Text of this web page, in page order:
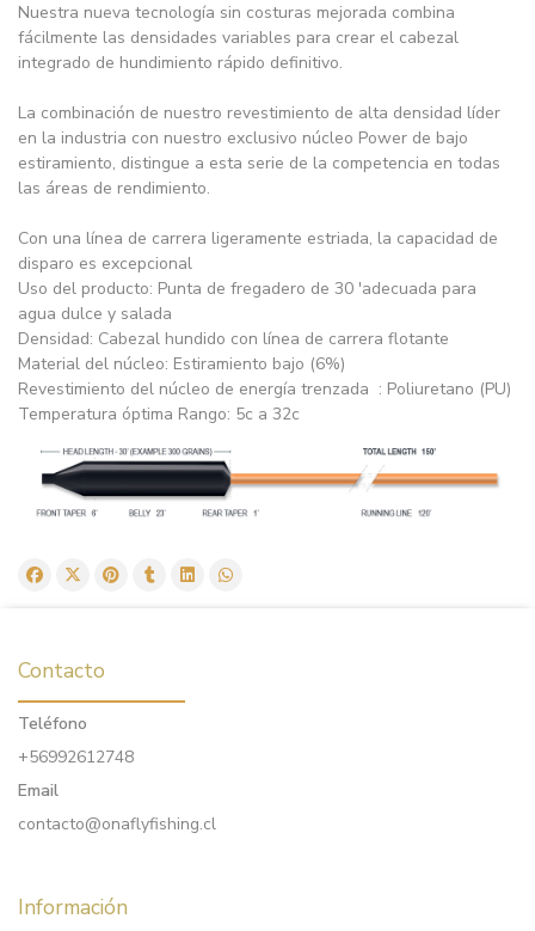
Nuestra nueva tecnología sin costuras mejorada combina
fácilmente las densidades variables para crear el cabezal
integrado de hundimiento rápido definitivo.
La combinación de nuestro revestimiento de alta densidad líder
en la industria con nuestro exclusivo núcleo Power de bajo
estiramiento, distingue a esta serie de la competencia en todas
las áreas de rendimiento.
Con una línea de carrera ligeramente estriada, la capacidad de
disparo es excepcional
Uso del producto: Punta de fregadero de 30 'adecuada para
agua dulce y salada
Densidad: Cabezal hundido con línea de carrera flotante
Material del núcleo: Estiramiento bajo (6%)
Revestimiento del núcleo de energía trenzada : Poliuretano (PU)
Temperatura óptima Rango: 5c a 32c
Contacto
Teléfono
+56992612748
Email
contacto@onaflyfishing.cl
Información